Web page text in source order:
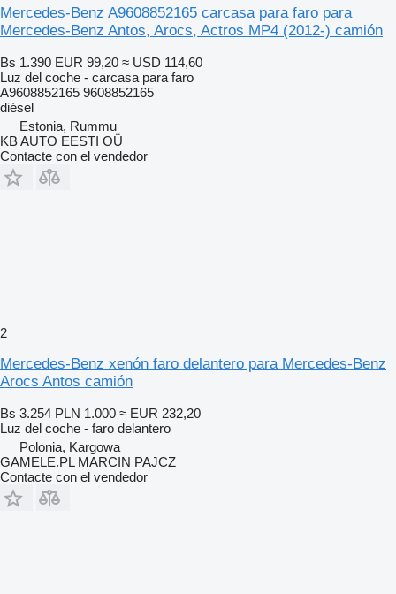
Mercedes-Benz A9608852165 carcasa para faro para
Mercedes-Benz Antos, Arocs, Actros MP4 (2012-) camión
Bs 1.390 EUR 99,20 ≈ USD 114,60
Luz del coche - carcasa para faro
A9608852165 9608852165
diésel
Estonia, Rummu
KB AUTO EESTI OÜ
Contacte con el vendedor
2
Mercedes-Benz xenón faro delantero para Mercedes-Benz
Arocs Antos camión
Bs 3.254 PLN 1.000 ≈ EUR 232,20
Luz del coche - faro delantero
Polonia, Kargowa
GAMELE.PL MARCIN PAJCZ
Contacte con el vendedor